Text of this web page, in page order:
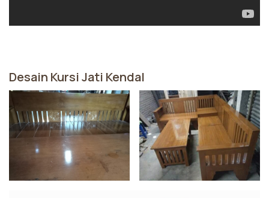
Desain Kursi Jati Kendal